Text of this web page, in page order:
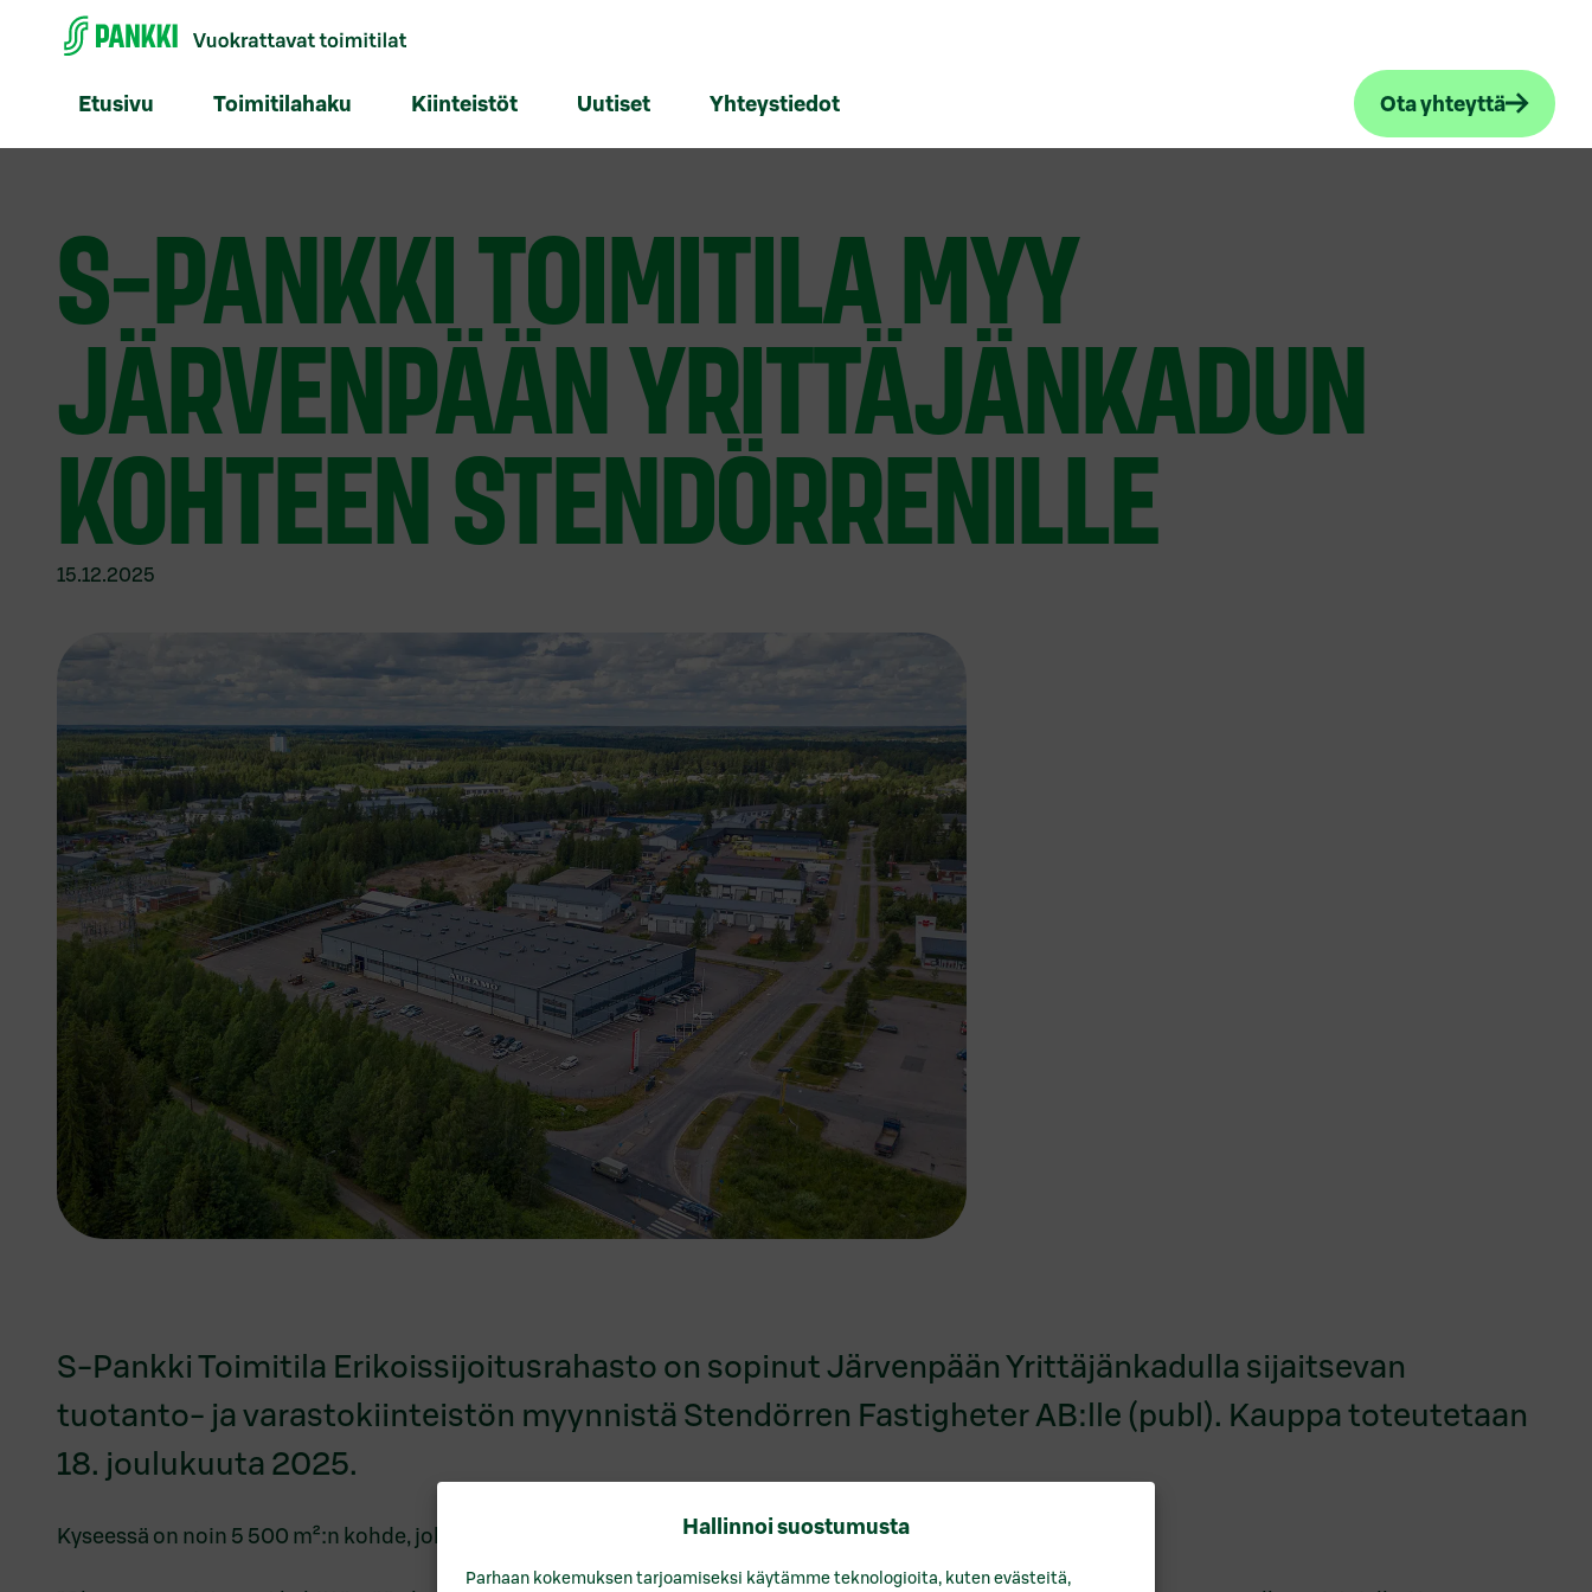
Hallinnoi suostumusta
Parhaan kokemuksen tarjoamiseksi käytämme teknologioita, kuten evästeitä,
Etusivu Toimitilahaku Kiinteistöt Uutiset Yhteystiedot Ota yhteyttä
S-PANKKI TOIMITILA MYY
JÄRVENPÄÄN YRITTÄJÄNKADUN
KOHTEEN STENDÖRRENILLE
15.12.2025
S-Pankki Toimitila Erikoissijoitusrahasto on sopinut Järvenpään Yrittäjänkadulla sijaitsevan
tuotanto- ja varastokiinteistön myynnistä Stendörren Fastigheter AB:lle (publ). Kauppa toteutetaan
18. joulukuuta 2025.
Kyseessä on noin 5 500 m²:n kohde, joka on vuokrattu pitkäaikaisella sopimuksella yhdelle käyttäjälle.